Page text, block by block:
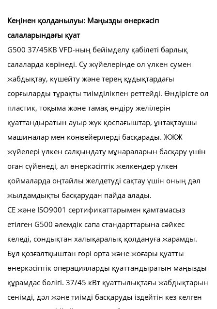
Кеңінен қолданылуы: Маңызды өнеркәсіп
салаларындағы қуат
G500 37/45КВ VFD-ның бейімделу қабілеті барлық
салаларда көрінеді. Су жүйелерінде ол үлкен сумен
жабдықтау, күшейту және терең құдықтардағы
сорғыларды тұрақты тиімділікпен реттейді. Өндiрiсте ол
пластик, тоқыма және тамақ өндiру желілерін
қуаттандыратын ауыр жүк қоспағыштар, ұнтақтаушы
машиналар мен конвейерлерді басқарады. ЖЖЖ
жүйелері үлкен салқындату мұнараларын басқару үшін
оған сүйенеді, ал өнеркәсіптік желкендер үлкен
қоймаларда оңтайлы желдетуді сақтау үшін оның дәл
жылдамдықты басқарудан пайда алады.
CE және ISO9001 сертификаттарымен қамтамасыз
етілген G500 әлемдік сапа стандарттарына сәйкес
келеді, сондықтан халықаралық қолдануға жарамды.
Бұл қозғалтқыштан гөрі орта және жоғары қуатты
өнеркәсіптік операцияларды қуаттандыратын маңызды
құрамдас бөлігі. 37/45 кВт қуаттылықтағы жабдықтарын
сенімді, дәл және тиімді басқаруды іздейтін кез келген